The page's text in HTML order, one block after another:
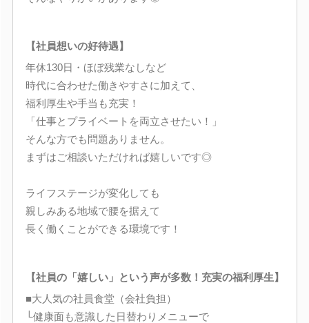
【社員想いの好待遇】
年休130日・ほぼ残業なしなど
時代に合わせた働きやすさに加えて、
福利厚生や手当も充実！
「仕事とプライベートを両立させたい！」
そんな方でも問題ありません。
まずはご相談いただければ嬉しいです◎
ライフステージが変化しても
親しみある地域で腰を据えて
長く働くことができる環境です！
【社員の「嬉しい」という声が多数！充実の福利厚生】
■大人気の社員食堂（会社負担）
└健康面も意識した日替わりメニューで